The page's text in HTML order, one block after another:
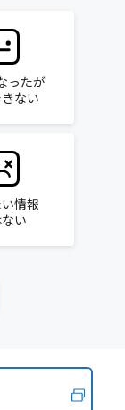
ったが
ない
情報
い